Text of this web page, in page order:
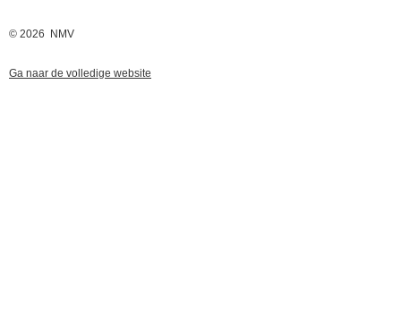
© 2026 NMV
Ga naar de volledige website